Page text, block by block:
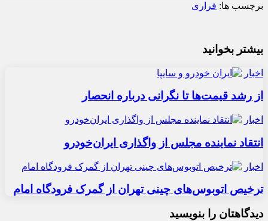
برچسب ها: فراری
بیشتر بخوانید
اخبار
از رشد قیمت‌ها تا نگرانی درباره انحصار
اخبار
انتقاد نماینده مجلس از واگذاری ایران‌خودرو
اخبار
ترخیص اتوبوس‌های چینی تهران از گمرک فرودگاه امام
دیدگاهتان را بنویسید